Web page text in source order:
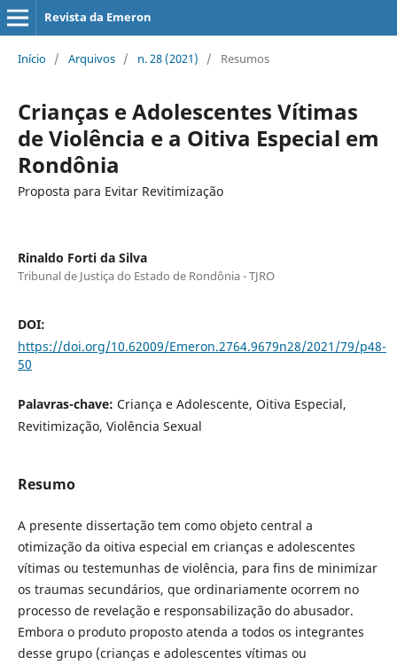
Revista da Emeron
Início / Arquivos / n. 28 (2021) / Resumos
Crianças e Adolescentes Vítimas
de Violência e a Oitiva Especial em
Rondônia
Proposta para Evitar Revitimização
Rinaldo Forti da Silva
Tribunal de Justiça do Estado de Rondônia - TJRO
DOI:
https://doi.org/10.62009/Emeron.2764.9679n28/2021/79/p48-
50
Palavras-chave: Criança e Adolescente, Oitiva Especial,
Revitimização, Violência Sexual
Resumo
A presente dissertação tem como objeto central a
otimização da oitiva especial em crianças e adolescentes
vítimas ou testemunhas de violência, para fins de minimizar
os traumas secundários, que ordinariamente ocorrem no
processo de revelação e responsabilização do abusador.
Embora o produto proposto atenda a todos os integrantes
desse grupo (crianças e adolescentes vítimas ou